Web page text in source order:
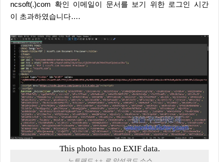
ncsoft(.)com 확인 이메일이 문서를 보기 위한 로그인 시간
이 초과하였습니다….
This photo has no EXIF data.